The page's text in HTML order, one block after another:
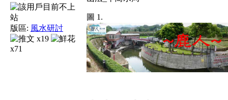
版區: 風水研討
x19
x71
圖 1.